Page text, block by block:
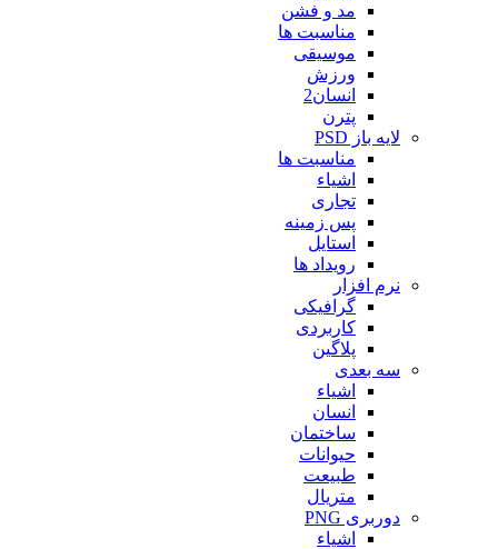
مد و فشن
مناسبت ها
موسیقی
ورزش
انسان2
پترن
لایه باز PSD
مناسبت ها
اشیاء
تجاری
پس زمینه
استایل
رویداد ها
نرم افزار
گرافیکی
کاربردی
پلاگین
سه بعدی
اشیاء
انسان
ساختمان
حیوانات
طبیعت
متریال
دوربری PNG
اشیاء